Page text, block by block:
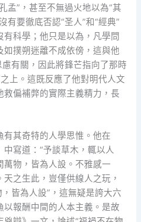
孟”，甚至不無過火地以為“其
有要徹底否認“圣人”和“經典”
科學；他只是以為，凡學問
撲朔迷離不成依傍，這與他
有關，因此將鋒芒指向了那時
上。這既反應了他對明代人文
偏補弊的實際主義精力，長
有其奇特的人學思惟。他在
中寫道：“予談草木，輒以人
物，皆為人設。不雅感一
之生此，豈僅供線人之玩，
皆為人設”，這無疑是誇大六
報酬中間的人本主義。是故